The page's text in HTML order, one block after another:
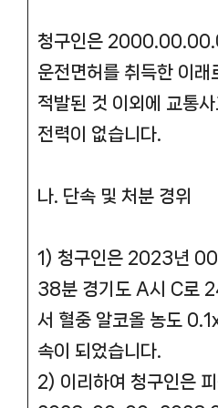
청구인은 2000.00.00.
운전면허를 취득한 이
적발된 것 이외에 교통
전력이 없습니다.
나. 단속 및 처분 경위
1) 청구인은 2023년
38분 경기도 A시 C로
서 혈중 알코올 농도
속이 되었습니다.
2) 이리하여 청구인은